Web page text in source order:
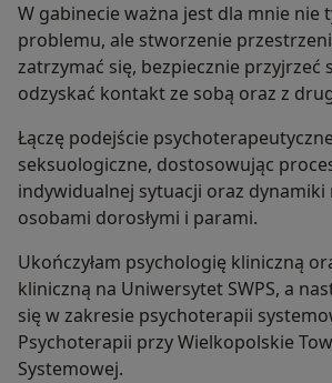
W gabinecie ważna jest dla mnie nie
problemu, ale stworzenie
zatrzymać się, bezpiecznie przyjrzeć
odzyskać kontakt ze sobą oraz z
Łączę podejście
seksuologiczne, dostosowując
indywidualnej sytuacji oraz dynamiki
osobami dorosłymi i parami.
Ukończyłam psychologię kliniczną
kliniczną na Uniwersytet SWPS, a
się w zakresie psychoterapii
Psychoterapii przy Wielkopolskie
Systemowej.